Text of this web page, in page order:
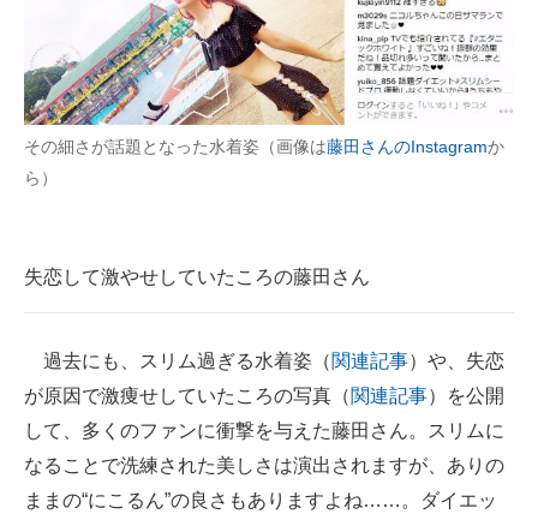
その細さが話題となった水着姿（画像は藤田さんのInstagramか
ら）
失恋して激やせしていたころの藤田さん
過去にも、スリム過ぎる水着姿（関連記事）や、失恋
が原因で激痩せしていたころの写真（関連記事）を公開
して、多くのファンに衝撃を与えた藤田さん。スリムに
なることで洗練された美しさは演出されますが、ありの
ままの“にこるん”の良さもありますよね……。ダイエッ